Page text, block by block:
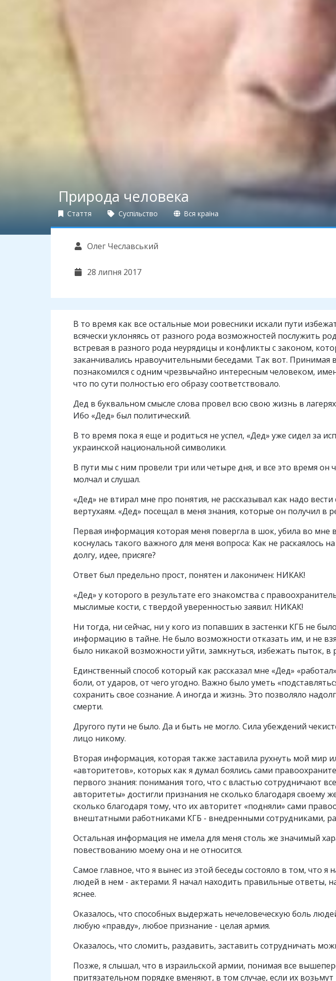
Природа человека
Стаття Суспільство Вся країна
Олег Чеславський
28 липня 2017
В то время как все остальные мои ровесники искали пути
всячески уклоняясь от разного рода возможностей послужить
встревая в разного рода неурядицы и конфликты с законом,
заканчивались нравоучительными беседами. Так вот.
познакомился с одним чрезвычайно интересным человеком,
что по сути полностью его образу соответствовало.
Дед в буквальном смысле слова провел всю свою жизнь в
Ибо «Дед» был политический.
В то время пока я еще и родиться не успел, «Дед» уже сидел за
украинской национальной символики.
В пути мы с ним провели три или четыре дня, и все это время он
молчал и слушал.
«Дед» не втирал мне про понятия, не рассказывал как надо
вертухаям. «Дед» посещал в меня знания, которые он получил в
Первая информация которая меня повергла в шок, убила во
коснулась такого важного для меня вопроса: Как не раскаялось
долгу, идее, присяге?
Ответ был предельно прост, понятен и лаконичен: НИКАК!
«Дед» у которого в результате его знакомства с
мыслимые кости, с твердой уверенностью заявил: НИКАК!
Ни тогда, ни сейчас, ни у кого из попавших в застенки КГБ не
информацию в тайне. Не было возможности отказать им, и не
было никакой возможности уйти, замкнуться, избежать пыток, в
Единственный способ который как рассказал мне «Дед»
боли, от ударов, от чего угодно. Важно было уметь
сохранить свое сознание. А иногда и жизнь. Это позволяло
смерти.
Другого пути не было. Да и быть не могло. Сила убеждений
лицо никому.
Вторая информация, которая также заставила рухнуть мой
«авторитетов», которых как я думал боялись сами
первого знания: понимания того, что с властью сотрудничают
авторитеты» достигли признания не сколько благодаря
сколько благодаря тому, что их авторитет «подняли» сами
внештатными работниками КГБ - внедренными сотрудниками,
Остальная информация не имела для меня столь же значимый
повествованию моему она и не относится.
Самое главное, что я вынес из этой беседы состояло в том, что
людей в нем - актерами. Я начал находить правильные ответы,
яснее.
Оказалось, что способных выдержать нечеловеческую боль
любую «правду», любое признание - целая армия.
Оказалось, что сломить, раздавить, заставить сотрудничать
Позже, я слышал, что в израильской армии, понимая все
притязательном порядке вменяют, в том случае, если их